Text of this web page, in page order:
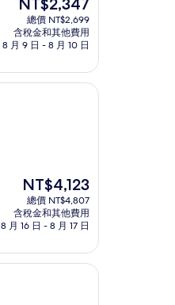
在
價
格
NT$2,347
NT$2,347
總價 NT$2,699
含稅金和其他費用
8 月 9 日 - 8 月 10 日
現
在
價
格
NT$4,123
NT$4,123
總價 NT$4,807
含稅金和其他費用
8 月 16 日 - 8 月 17 日